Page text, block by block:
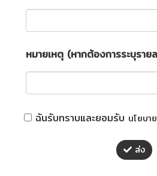
หมายเหตุ (หากต้องการระบุราย
ฉันรับทราบและยอมรับ นโยบา
ส่ง